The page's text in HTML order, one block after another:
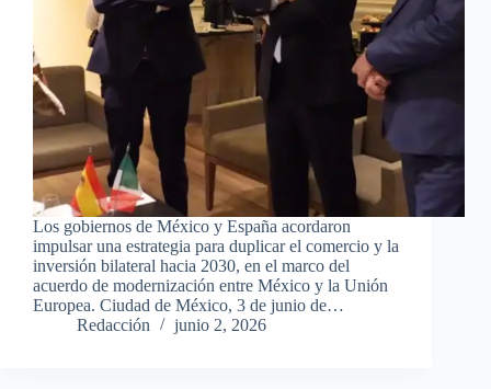
Los gobiernos de México y España acordaron
impulsar una estrategia para duplicar el comercio y la
inversión bilateral hacia 2030, en el marco del
acuerdo de modernización entre México y la Unión
Europea. Ciudad de México, 3 de junio de…
Redacción
junio 2, 2026